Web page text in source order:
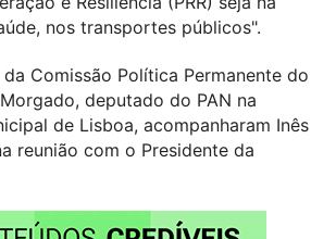
nos transportes públicos".
Comissão Política Permanente do
deputado do PAN na
de Lisboa, acompanharam Inês
reunião com o Presidente da